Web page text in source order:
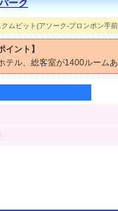
ーク
クムビット(アソーク-プロンポン手
イント】
テル、総客室が1400ルーム